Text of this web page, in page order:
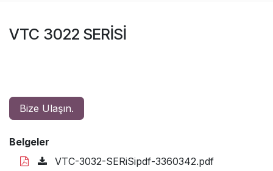
VTC 3022 SERİSİ
Bize Ulaşın.
Belgeler
VTC-3032-SERiSipdf-3360342.pdf